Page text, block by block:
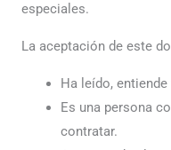
especiales.
La aceptación de este
Ha leído,
Es una persona
contratar.